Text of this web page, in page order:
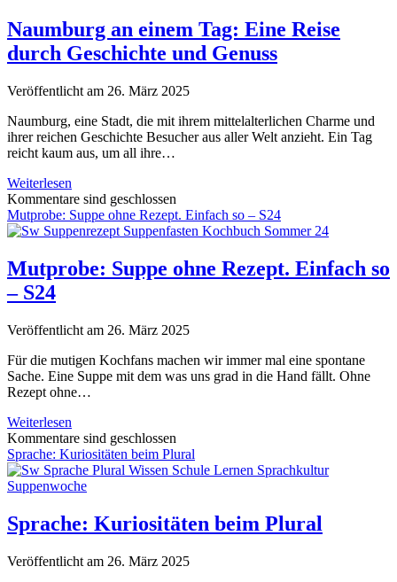
Betrachtung
Naumburg an einem Tag: Eine Reise
durch Geschichte und Genuss
Veröffentlicht am 26. März 2025
Naumburg, eine Stadt, die mit ihrem mittelalterlichen Charme und
ihrer reichen Geschichte Besucher aus aller Welt anzieht. Ein Tag
reicht kaum aus, um all ihre…
Weiterlesen
an
einem
Tag:
Reise
durch
Genuss
Kommentare sind geschlossen
Mutprobe: Suppe ohne Rezept. Einfach so – S24
Mutprobe: Suppe ohne Rezept. Einfach so
– S24
Veröffentlicht am 26. März 2025
Für die mutigen Kochfans machen wir immer mal eine spontane
Sache. Eine Suppe mit dem was uns grad in die Hand fällt. Ohne
Rezept ohne…
Weiterlesen
Suppe
ohne
Rezept.
Einfach
S24
Kommentare sind geschlossen
Sprache: Kuriositäten beim Plural
Sprache: Kuriositäten beim Plural
Veröffentlicht am 26. März 2025